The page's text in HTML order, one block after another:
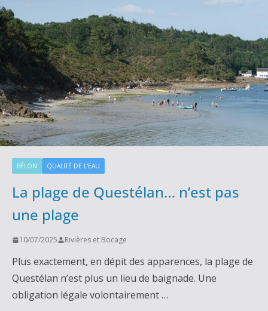
BÉLON QUALITÉ DE L'EAU
La plage de Questélan… n’est pas
une plage
10/07/2025 Rivières et Bocage
Plus exactement, en dépit des apparences, la plage de
Questélan n’est plus un lieu de baignade. Une
obligation légale volontairement …